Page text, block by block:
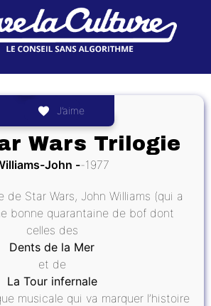
J’aime
Wars Trilogie
John 1977
de Star Wars, John Williams (qui a
bonne quarantaine de bof dont
celles des
Dents de la Mer
et de
La Tour infernale
musicale qui va marquer l’histoire